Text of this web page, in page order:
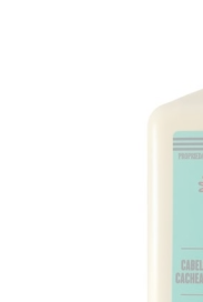
No tengo cuenta
Al crear una cuenta
rápidamente, revisar
colori